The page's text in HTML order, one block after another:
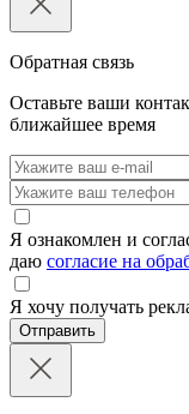
Обратная связь
Оставьте ваши
ближайшее время
Я ознакомлен и
даю согласие на
Я хочу получать
Отправить